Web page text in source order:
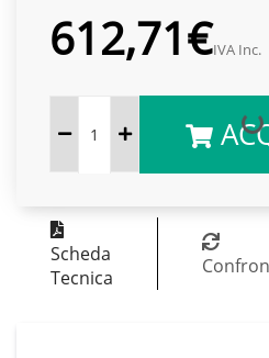
612,71€IVA Inc.
Scheda
Tecnica